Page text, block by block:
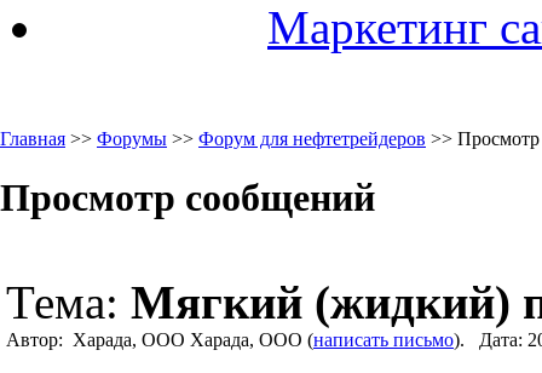
Маркетинг
Главная >> Форумы >> Форум для нефтетрейдеров >>
Просмотр сообщений
Тема: Мягкий (жидкий)
Автор: Харада, ООО Харада, ООО (написать письмо). Дата: